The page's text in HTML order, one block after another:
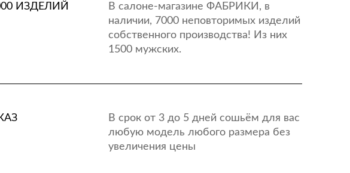
ИЗДЕЛИЙ
В салоне-магазине ФАБРИКИ, в
наличии, 7000 неповторимых изделий
собственного производства! Из них
1500 мужских.
В срок от 3 до 5 дней сошьём для вас
любую модель любого размера без
увеличения цены